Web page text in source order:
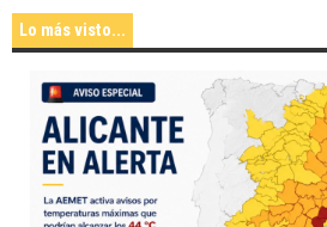
Lo más visto...